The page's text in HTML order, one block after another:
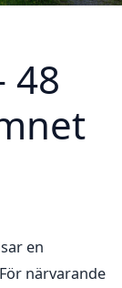
48
en
närvarande